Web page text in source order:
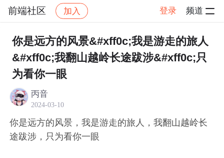
前端社区 加入 登录 频道
社区 前端社区 感慨 帖子详情
你是远方的风景&#xff0c;我是游走的旅人
&#xff0c;我翻山越岭长途跋涉&#xff0c;只
为看你一眼
丙音
2024-03-10
你是远方的风景，我是游走的旅人，我翻山越岭长
途跋涉，只为看你一眼